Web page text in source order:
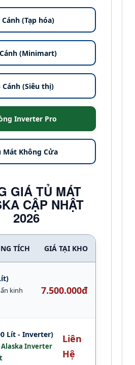
(Tạp hóa)
(Minimart)
Cánh (Siêu thị)
Inverter Pro
Mát Không Cửa
GIÁ TỦ MÁT
CẬP NHẬT
2026
TÍCH GIÁ TẠI KHO
kinh
7.500.000đ
Lít - Inverter)
Inverter
Liên
Hệ